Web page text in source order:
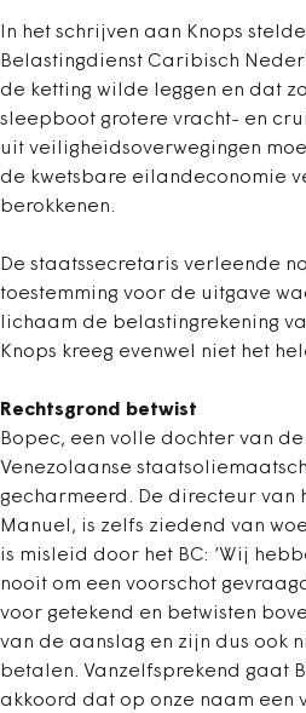
In het schrijven aan Knops
Belastingdienst Caribisch
de ketting wilde leggen en dat
sleepboot grotere vracht- en
uit veiligheidsoverwegingen
de kwetsbare eilandeconomie
berokkenen.
De staatssecretaris verleende
toestemming voor de uitgave
lichaam de belastingrekening
Knops kreeg evenwel niet het
Rechtsgrond betwist
Bopec, een volle dochter van
Venezolaanse
gecharmeerd. De directeur van
Manuel, is zelfs ziedend van
is misleid door het BC: ‘Wij
nooit om een voorschot
voor getekend en betwisten
van de aanslag en zijn dus ook
betalen. Vanzelfsprekend gaat
akkoord dat op onze naam een